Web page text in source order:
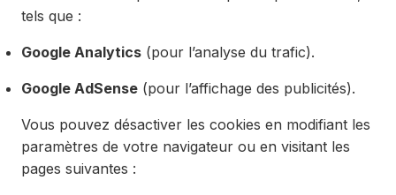
tels que :
Google Analytics(pour l’analyse du trafic).
Google AdSense(pour l’affichage des publicités).
Vous pouvez désactiver les cookies en modifiant les
paramètres de votre navigateur ou en visitant les
pages suivantes :